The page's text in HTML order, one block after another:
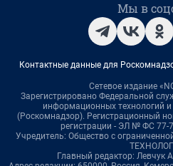
Мы в
Контактные данные для
Сетевое издание
Зарегистрировано Федеральной
информационных технологий
(Роскомнадзор). Регистрационный
регистрации - ЭЛ № ФС 77-
Учредитель: Общество с
Главный редактор: Левчук